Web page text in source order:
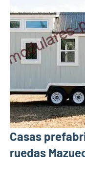
Casas
ruedas